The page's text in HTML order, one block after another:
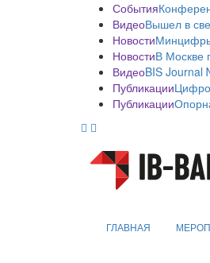
События
ВидеоВышел в
Новости
НовостиВ Москве
ВидеоBIS Journal
Публикации
Публикации
ГЛАВНАЯ